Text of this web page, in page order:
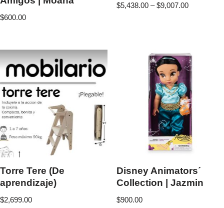
$600.00
$5,438.00 – $9,007.00
Torre Tere (De
aprendizaje)
$2,699.00
Disney Animators´
Collection | Jazmin
$900.00